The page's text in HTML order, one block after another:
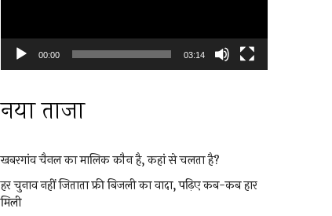
00:00 03:14
नया ताजा
खबरगांव चैनल का मालिक कौन है, कहां से चलता है?
हर चुनाव नहीं जिताता फ्री बिजली का वादा, पढ़िए कब-कब हार
मिली